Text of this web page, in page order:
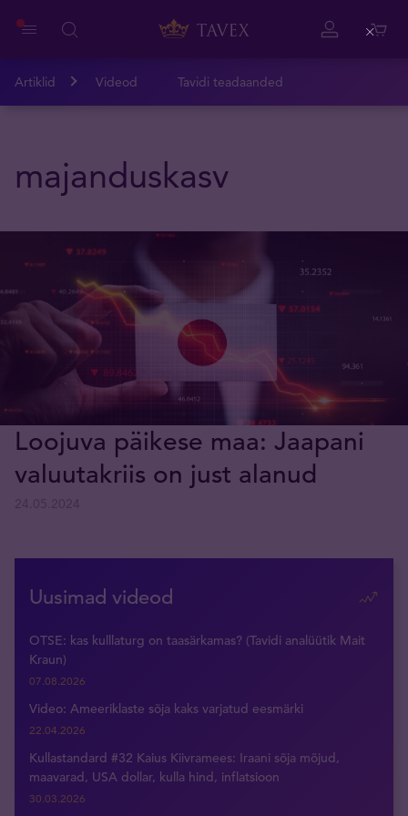
Artiklid Videod Tavidi teadaanded
majanduskasv
Loojuva päikese maa: Jaapani
valuutakriis on just alanud
Uusimad videod
OTSE: kas kulllaturg on taasärkamas? (Tavidi analüütik Mait
Kraun)
07.08.2026
Video: Ameeriklaste sõja kaks varjatud eesmärki
22.04.2026
Kullastandard #32 Kaius Kiivramees: Iraani sõja mõjud,
maavarad, USA dollar, kulla hind, inflatsioon
30.03.2026
Close